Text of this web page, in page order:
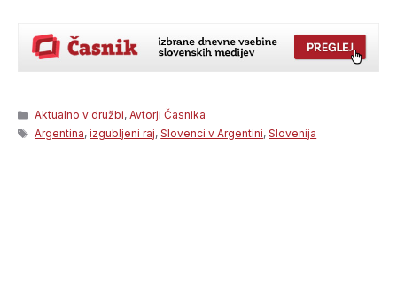
Categories
Aktualno v družbi,Avtorji Časnika
Tags
Argentina,izgubljeni raj,Slovenci v Argentini,Slovenija